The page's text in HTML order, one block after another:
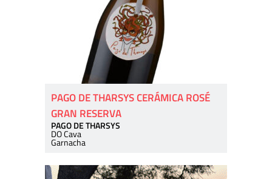
PAGO DE THARSYS CERÁMICA ROSÉ
GRAN RESERVA
PAGO DE THARSYS
DO Cava
Garnacha